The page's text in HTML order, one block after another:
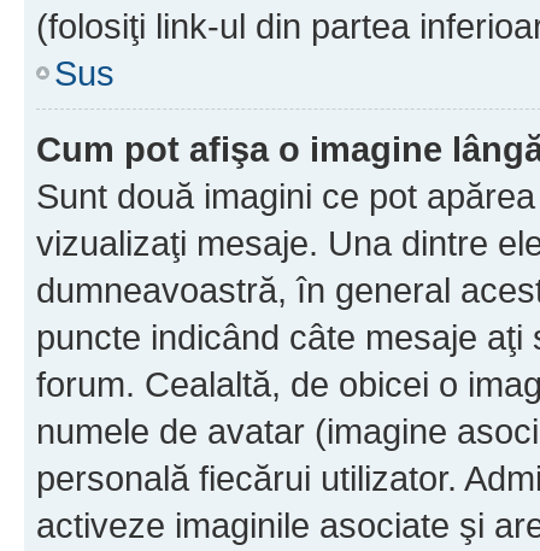
(folosiţi link-ul din partea
Sus
Cum pot afişa o imagine
Sunt două imagini ce pot
vizualizaţi mesaje. Una dintre
dumneavoastră, în general
puncte indicând câte mesaje
forum. Cealaltă, de obicei o
numele de avatar (imagine
personală fiecărui utilizator.
activeze imaginile asociate şi